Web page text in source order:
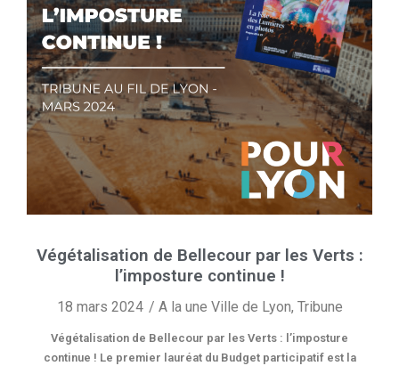
Végétalisation de Bellecour par les Verts :
l’imposture continue !
18 mars 2024 A la une Ville de Lyon, Tribune
Végétalisation de Bellecour par les Verts : l’imposture
continue ! Le premier lauréat du Budget participatif est la